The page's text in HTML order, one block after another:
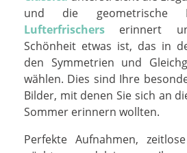
und die geometrische
Lufterfrischerserinnert
Schönheit etwas ist, das in
den Symmetrien und
wählen. Dies sind Ihre
Bilder, mit denen Sie sich an
Sommer erinnern wollten.
Perfekte Aufnahmen,